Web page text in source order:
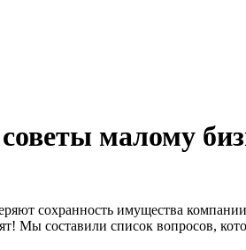
малому
сохранность имущества
Мы составили список вопросов,